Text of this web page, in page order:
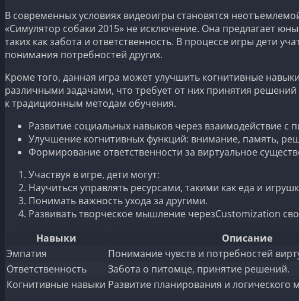
В современных условиях видеоигры становятся
«Симулятор собаки 2015» не исключение. Она предлагает
таких как забота и ответственность. В процессе игры дети
понимания потребностей других.
Кроме того, данная игра может улучшить когнитивные
различными задачами, что требует от них принятия
к традиционным методам обучения.
Развитие социальных навыков через взаимодействие с
Улучшение когнитивных функций: внимание, память,
Формирование ответственности за виртуальное
Участвуя в игре, дети могут:
Научиться управлять ресурсами, такими как еда и
Понимать важность ухода за другими.
Развивать творческое мышление черезCustomization
Навыки
Описание
Эмпатия
Понимание чувств и потребностей
Ответственность
Забота о питомце, принятие решений.
Когнитивные навыки Развитие планирования и логического